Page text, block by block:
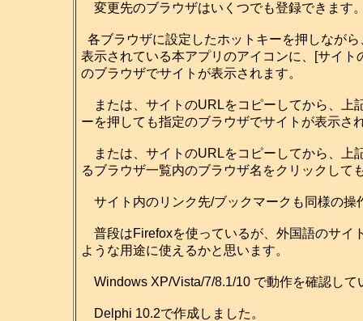
変更先のブラウザはいくつでも登録できます
各ブラウザに設定したホットキーを押しなが
表示されている本アプリのアイコンに、[サイ
のブラウザでサイトが表示されます。
または、サイトのURLをコピーしてから、上
ーを押しても指定のブラウザでサイトが表示さ
または、サイトのURLをコピーしてから、上
るブラウザ一覧内のブラウザ名をクリックして
サイト内のリンク先/ブックマークも同様の操
普段はFirefoxを使っているが、外国語のサイ
ような用途に使えるかと思います。
Windows XP/Vista/7/8.1/10 で動作を確認して
Delphi 10.2で作成しました。